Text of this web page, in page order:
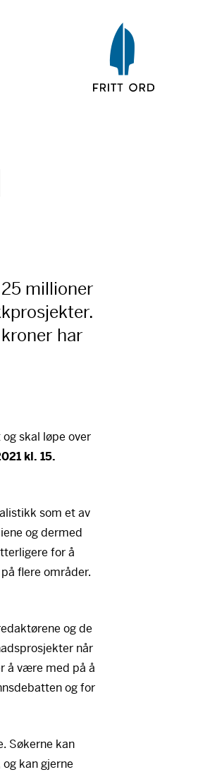
millioner
har
skal løpe over
kl. 15.
som et av
og dermed
for å
flere områder.
og de
når
å være med på å
og for
Søkerne kan
kan gjerne